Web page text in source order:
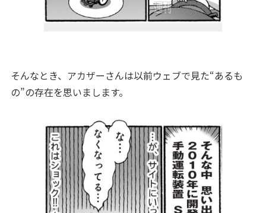
そんなとき、アカザーさんは以前ウェブで見た“あるも
の”の存在を思いまします。